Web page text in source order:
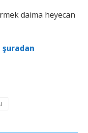
daima heyecan
şuradan